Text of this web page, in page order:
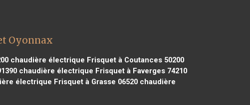
Oyonnax
chaudière électrique Frisquet à Coutances 50200
chaudière électrique Frisquet à Faverges 74210
électrique Frisquet à Grasse 06520 chaudière